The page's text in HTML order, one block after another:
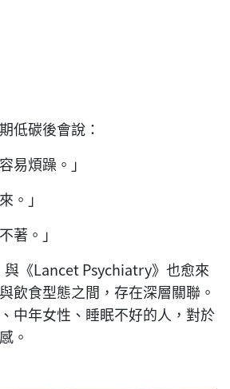
低碳後會說：
易煩躁。」
。」
著。」
《Lancet Psychiatry》也愈來
飲食型態之間，存在深層關聯。
中年女性、睡眠不好的人，對於
。